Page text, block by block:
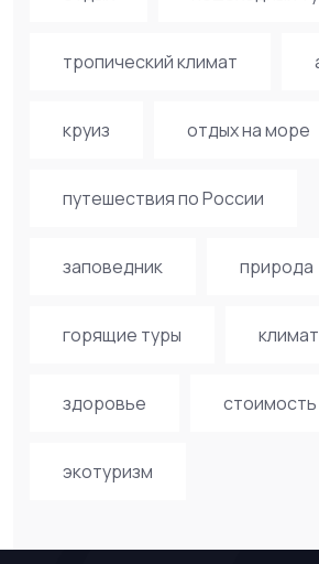
тропический климат
круиз отдых на море
путешествия по России
заповедник природа
горящие туры климат
здоровье стоимость
экотуризм